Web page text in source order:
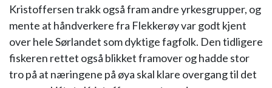
Kristoffersen trakk også fram andre yrkesgrupper, og
mente at håndverkere fra Flekkerøy var godt kjent
over hele Sørlandet som dyktige fagfolk. Den tidligere
fiskeren rettet også blikket framover og hadde stor
tro på at næringene på øya skal klare overgang til det